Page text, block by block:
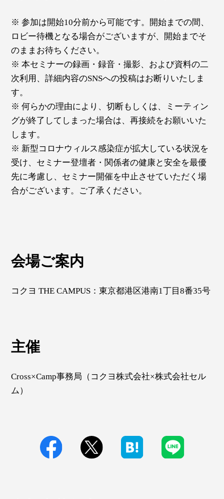
※ 参加は開始10分前から可能です。開始までの間、
ロビー待機となる場合がございますが、開始までそ
のままお待ちください。
※ 本セミナーの録画・録音・撮影、および資料の二
次利用、詳細内容のSNSへの投稿はお断りいたしま
す。
※ 何らかの理由により、切断もしくは、ミーティン
グが終了してしまった場合は、再接続をお願いいた
します。
※ 新型コロナウィルス感染症が拡大している状況を
受け、セミナー登壇者・関係者の健康と安全を最優
先に考慮し、セミナー開催を中止させていただく場
合がございます。ご了承ください。
会場ご案内
コクヨ THE CAMPUS：東京都港区港南1丁目8番35号
主催
Cross×Camp事務局（コクヨ株式会社×株式会社セル
ム）